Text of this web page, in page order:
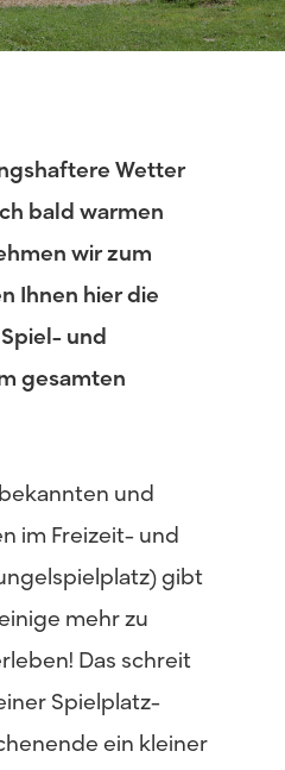
Wetter
bald warmen
wir zum
Ihnen hier die
und
gesamten
und
im Freizeit- und
gibt
mehr zu
Das schreit
Spielplatz-
ein kleiner